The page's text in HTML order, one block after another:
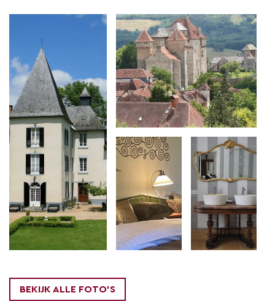
fraaie gastenkamers, met namen
geïnspireerd door de geschiedenis van het kasteel.
Er is ook eenJachtkamer. Waar vroeger de heren
zich hier na de jacht terugtrokken voor sterke
verhalen en een goede sigaar, kunnen onze gasten
dat nu doen. Lekker een goed boek lezen in een
riante fauteuil, of verhalen uitwisselen met een
andere gast.
In hetparkom het kasteel heen kom je nisjes,
prieeltjes, rozenperken, en beelden in laantjes
tegen. Er is ook jeu de boules baan, en niet te
zon!
BEKIJK ALLE FOTO'S